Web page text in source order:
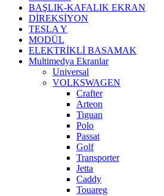
BAŞLIK-KAFALIK EKRAN
DİREKSİYON
TESLA Y
MODÜL
ELEKTRİKLİ BASAMAK
Multimedya Ekranlar
Universal
VOLKSWAGEN
Crafter
Arteon
Tiguan
Polo
Passat
Golf
Transporter
Jetta
Caddy
Touareg